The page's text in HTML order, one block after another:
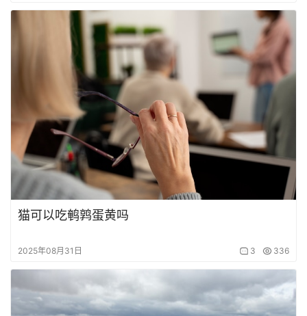
猫可以吃鹌鹑蛋黄吗
2025年08月31日 3 336